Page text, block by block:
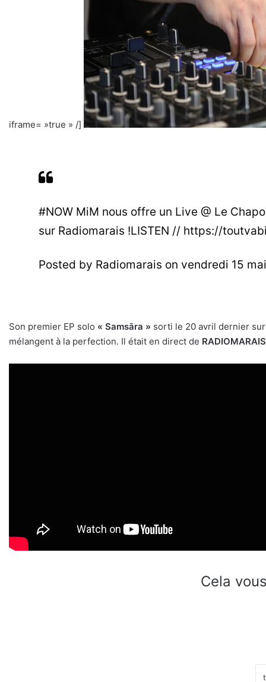
iframe= »true » /]
#NOW MiM nous offre un Live @ Le
sur Radiomarais !LISTEN // https://
Posted by Radiomarais on vendredi 15
Son premier EP solo « Samsāra » sorti le 20 avril dernier
mélangent à la perfection. Il était en direct de RADIOMARAIS
Cela